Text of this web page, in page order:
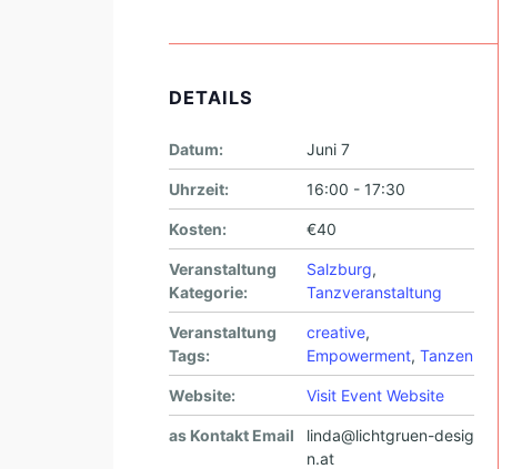
DETAILS
Datum: Juni 7
Uhrzeit: 16:00 - 17:30
Kosten: €40
Veranstaltung
Kategorie:
Salzburg,
Tanzveranstaltung
Veranstaltung
Tags:
creative,
Empowerment, Tanzen
Website: Visit Event Website
as Kontakt Email
linda@lichtgruen-desig
n.at